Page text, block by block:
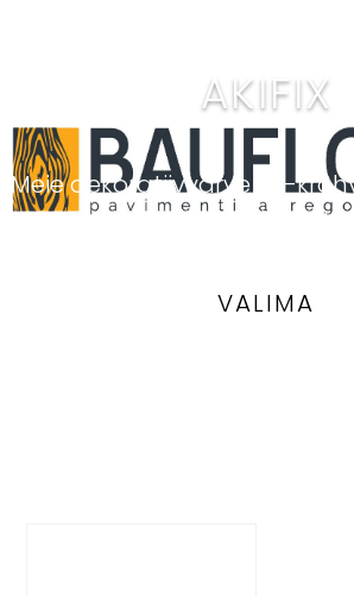
AKIFIX
Meie dekoratiivvärve ja -
X tuhande disaineri ja
VALIMA